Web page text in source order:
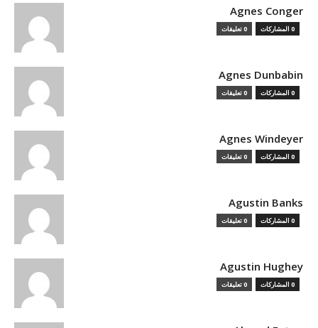
Agnes Conger
0 المشاركات 0 تعليقات
Agnes Dunbabin
0 المشاركات 0 تعليقات
Agnes Windeyer
0 المشاركات 0 تعليقات
Agustin Banks
0 المشاركات 0 تعليقات
Agustin Hughey
0 المشاركات 0 تعليقات